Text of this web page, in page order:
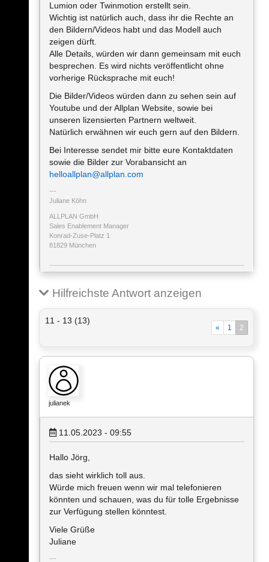
Lumion oder Twinmotion erstellt sein.
Wichtig ist natürlich auch, dass ihr die Rechte an
den Bildern/Videos habt und das Modell auch
zeigen dürft.
Alle Details, würden wir dann gemeinsam mit euch
besprechen. Es wird nichts veröffentlicht ohne
vorherige Rücksprache mit euch!
Die Bilder/Videos würden dann zu sehen sein auf
Youtube und der Allplan Website, sowie bei
unseren lizensierten Partnern weltweit.
Natürlich erwähnen wir euch gern auf den Bildern.
Bei Interesse sendet mir bitte eure Kontaktdaten
sowie die Bilder zur Vorabansicht an
helloallplan@allplan.com
Juliane Köhn
ALLPLAN GmbH
Sales Enablement Manager
Konrad-Zuse-Platz 1
81829 München
Hilfreichste Antwort anzeigen
11 - 13 (13)
« 1 2
julianek
11.05.2023 - 09:55
Hallo Jörg,
das sieht wirklich toll aus.
Würde mich freuen wenn wir mal telefonieren
könnten und schauen, was du für tolle Ergebnisse
zur Verfügung stellen könntest.
Viele Grüße
Juliane